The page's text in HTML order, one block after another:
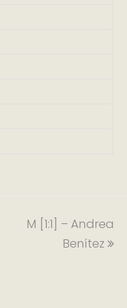
M [1:1] – Andrea
Benítez